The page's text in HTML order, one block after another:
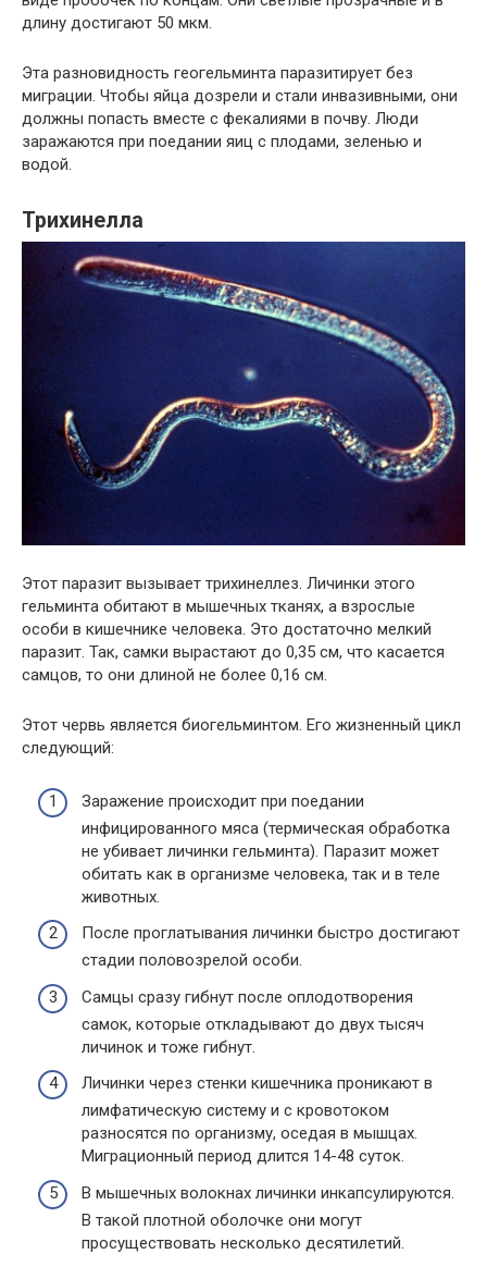
длину достигают 50 мкм.
Эта разновидность геогельминта паразитирует без
миграции. Чтобы яйца дозрели и стали инвазивными, они
должны попасть вместе с фекалиями в почву. Люди
заражаются при поедании яиц с плодами, зеленью и
водой.
Трихинелла
Этот паразит вызывает трихинеллез. Личинки этого
гельминта обитают в мышечных тканях, а взрослые
особи в кишечнике человека. Это достаточно мелкий
паразит. Так, самки вырастают до 0,35 см, что касается
самцов, то они длиной не более 0,16 см.
Этот червь является биогельминтом. Его жизненный цикл
следующий:
Заражение происходит при поедании
инфицированного мяса (термическая обработка
не убивает личинки гельминта). Паразит может
обитать как в организме человека, так и в теле
животных.
После проглатывания личинки быстро достигают
стадии половозрелой особи.
Самцы сразу гибнут после оплодотворения
самок, которые откладывают до двух тысяч
личинок и тоже гибнут.
Личинки через стенки кишечника проникают в
лимфатическую систему и с кровотоком
разносятся по организму, оседая в мышцах.
Миграционный период длится 14-48 суток.
В мышечных волокнах личинки инкапсулируются.
В такой плотной оболочке они могут
просуществовать несколько десятилетий.